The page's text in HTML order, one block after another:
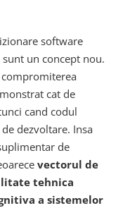
software
un concept nou.
cat de
cand codul
dezvoltare. Insa
de
vectorul de
tehnica
a sistemelor